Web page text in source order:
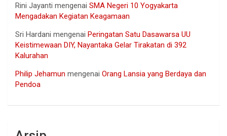
Rini Jayanti mengenai SMA Negeri 10 Yogyakarta
Mengadakan Kegiatan Keagamaan
Sri Hardani mengenai Peringatan Satu Dasawarsa UU
Keistimewaan DIY, Nayantaka Gelar Tirakatan di 392
Kalurahan
Philip Jehamun mengenai Orang Lansia yang Berdaya dan
Pendoa